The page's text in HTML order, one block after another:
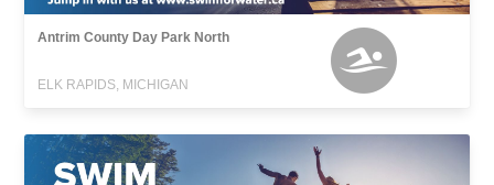
Antrim County Day Park North
ELK RAPIDS, MICHIGAN